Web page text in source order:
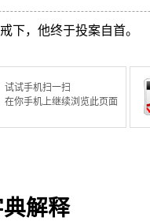
下，他终于投案自首。
试试手机扫一扫
在你手机上继续浏览此页面
解释